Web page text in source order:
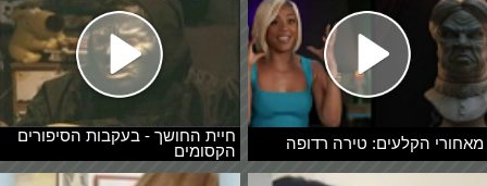
מאחורי הקלעים: טירה רדופה
חיית החושך - בעקבות הסיפורים
הקסומים